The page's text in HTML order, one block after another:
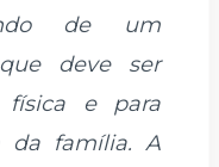
de um
deve ser
física e para
da família. A